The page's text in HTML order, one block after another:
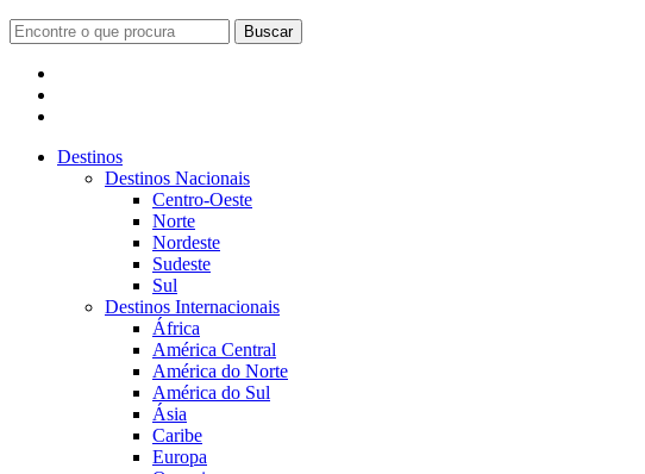
Buscar
Destinos
Destinos Nacionais
Centro-Oeste
Norte
Nordeste
Sudeste
Sul
Destinos Internacionais
África
América Central
América do Norte
América do Sul
Ásia
Caribe
Europa